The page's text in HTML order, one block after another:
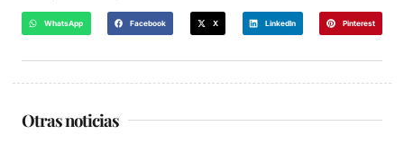
WhatsApp Facebook X LinkedIn Pinterest
Otras noticias